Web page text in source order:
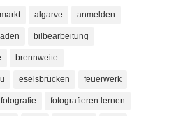
algarve anmelden
bilbearbeitung
brennweite
eselsbrücken feuerwerk
fotografie fotografieren lernen